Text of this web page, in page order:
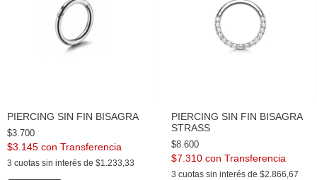
PIERCING SIN FIN BISAGRA
$3.700
$3.145 con
3 cuotas sin interés de $1.233,33
PIERCING SIN FIN BISAGRA
STRASS
$8.600
$7.310 con
3 cuotas sin interés de $2.866,67